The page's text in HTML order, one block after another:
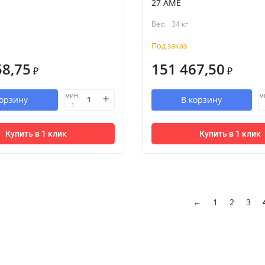
₽
мин.
1
Купить в 1 клик
27 AME
Вес: 34 кг
Под заказ
151 467,50 ₽
В корзину
Купить в 1 клик
← 1 2 3